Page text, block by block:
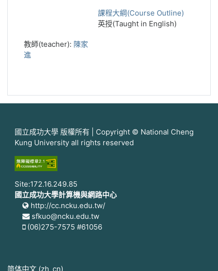
課程大綱(Course Outline)
英授(Taught in English)
教師(teacher): 陳家
進
國立成功大學 版權所有 | Copyright © National Cheng
Kung University all rights reserved
Site:172.16.249.85
國立成功大學計算機與網路中心
http://cc.ncku.edu.tw/
sfkuo@ncku.edu.tw
(06)275-7575 #61056
简体中文 ‎(zh_cn)‎